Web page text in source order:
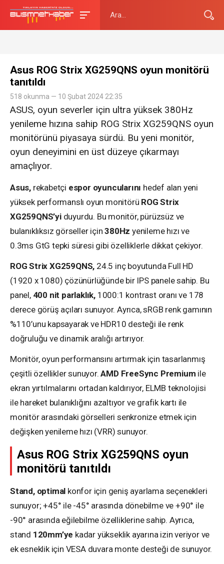
Asus ROG Strix XG259QNS oyun monitörü
tanıtıldı
518 okunma — 10 Şubat 2024 22:35
ASUS, oyun severler için ultra yüksek 380Hz
yenileme hızına sahip ROG Strix XG259QNS oyun
monitörünü piyasaya sürdü. Bu yeni monitör,
oyun deneyimini en üst düzeye çıkarmayı
amaçlıyor.
Asus, rekabetçi espor oyuncularını hedef alan yeni
yüksek performanslı oyun monitörü ROG Strix
XG259QNS’yiduyurdu. Bu monitör, pürüzsüz ve
bulanıklıksız görseller için380Hz yenileme hızı ve
0.3ms GtG tepki süresi gibi özelliklerle dikkat çekiyor.
ROG Strix XG259QNS, 24.5 inç boyutunda Full HD
(1920 x 1080) çözünürlüğünde bir IPS panele sahip. Bu
panel, 400 nit parlaklık, 1000:1 kontrast oranı ve 178
derece görüş açıları sunuyor. Ayrıca, sRGB renk gamının
%110’unu kapsayarak ve HDR10 desteği ile renk
doğruluğu ve dinamik aralığı artırıyor.
Monitör, oyun performansını artırmak için tasarlanmış
çeşitli özellikler sunuyor.AMD FreeSync Premium ile
ekran yırtılmalarını ortadan kaldırıyor, ELMB teknolojisi
ile hareket bulanıklığını azaltıyor ve grafik kartı ile
monitör arasındaki görselleri senkronize etmek için
değişken yenileme hızı (VRR) sunuyor.
Asus ROG Strix XG259QNS oyun
monitörü tanıtıldı
Stand, optimal konfor için geniş ayarlama seçenekleri
sunuyor; +45° ile -45° arasında dönebilme ve +90° ile
-90° arasında eğilebilme özelliklerine sahip. Ayrıca,
stand 120mm’ye kadar yükseklik ayarına izin veriyor ve
ek esneklik için VESA duvara monte desteği de sunuyor.